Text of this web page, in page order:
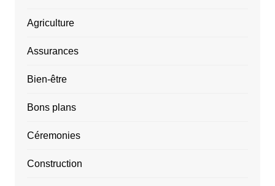
Agriculture
Assurances
Bien-être
Bons plans
Céremonies
Construction